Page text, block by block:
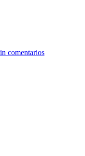
comentarios